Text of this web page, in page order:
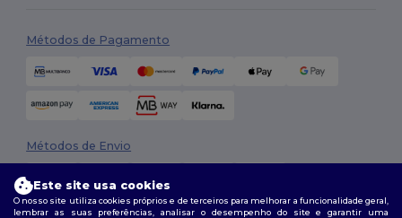
Métodos de Pagamento
Métodos de Envio
Este site usa cookies
O nosso site utiliza cookies próprios e de terceiros para melhorar a funcionalidade geral,
lembrar as suas preferências, analisar o desempenho do site e garantir uma